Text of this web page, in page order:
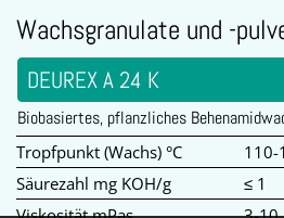
Wachsgranulate und -
DEUREX A 24 K
Biobasiertes, pflanzliches
Tropfpunkt (Wachs) °C
110-
Säurezahl mg KOH/g
≤ 1